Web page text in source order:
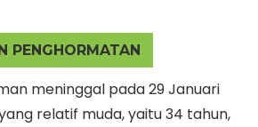
PENGHORMATAN
meninggal pada 29 Januari
relatif muda, yaitu 34 tahun,